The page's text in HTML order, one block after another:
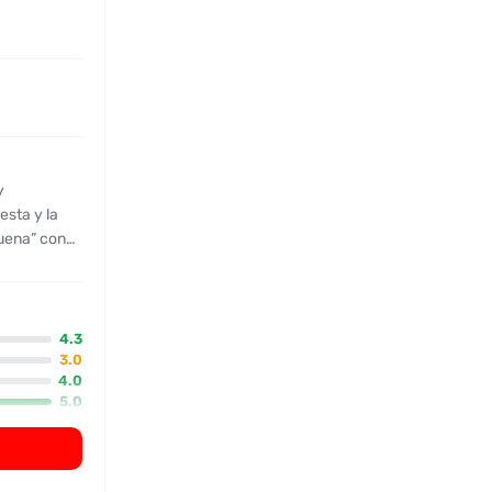
y la
con
que el
con
el
considera
probará
4.3
3.0
4.0
5.0